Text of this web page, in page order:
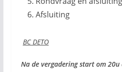
Afsluiting
BC DETO
Na de vergadering start om 20u